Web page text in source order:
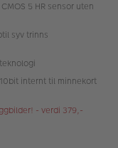
5 HR sensor uten
syv trinns
internt til minnekort
- verdi 379,-